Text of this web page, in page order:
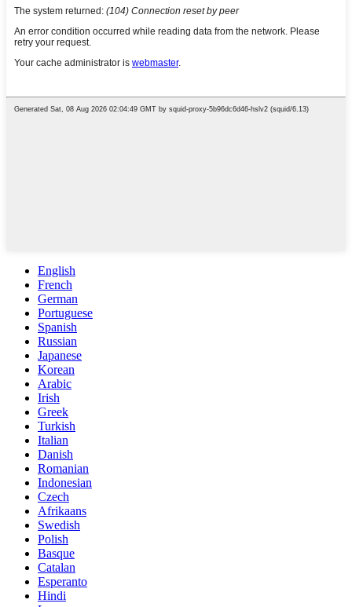
English
French
German
Portuguese
Spanish
Russian
Japanese
Korean
Arabic
Irish
Greek
Turkish
Italian
Danish
Romanian
Indonesian
Czech
Afrikaans
Swedish
Polish
Basque
Catalan
Esperanto
Hindi